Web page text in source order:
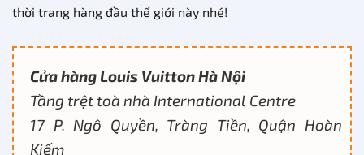
thời trang hàng đầu thế giới này nhé!
Cửa hàng Louis Vuitton Hà Nội
Tầng trệt toà nhà International Centre
17 P. Ngô Quyền, Tràng Tiền, Quận Hoàn
Kiếm